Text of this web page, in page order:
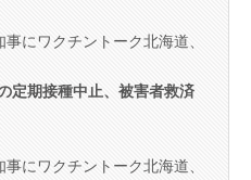
にワクチントーク北海道、
定期接種中止、被害者救済
にワクチントーク北海道、